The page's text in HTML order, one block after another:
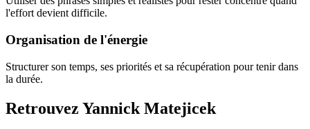
l'effort devient difficile.
Organisation de l'énergie
Structurer son temps, ses priorités et sa récupération pour tenir dans
la durée.
Retrouvez Yannick Matejicek